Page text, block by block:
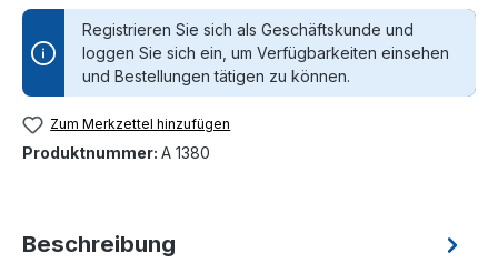
Registrieren Sie sich als Geschäftskunde und
loggen Sie sich ein, um Verfügbarkeiten einsehen
und Bestellungen tätigen zu können.
Zum Merkzettel hinzufügen
Produktnummer: A 1380
Beschreibung